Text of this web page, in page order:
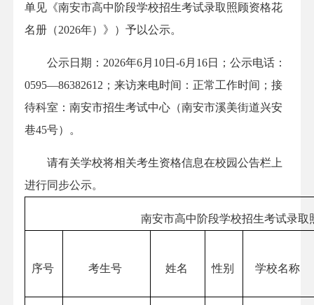
单见《南安市高中阶段学校招生考试录取照顾资格花
名册（2026年）》）予以公示。
公示日期：2026年6月10日-6月16日；公示电话：
0595—86382612；来访来电时间：正常工作时间；接
待科室：南安市招生考试中心（南安市溪美街道兴安
巷45号）。
请有关学校将相关考生资格信息在校园公告栏上
进行同步公示。
南安市高中阶段学校招生考试录
序号 考生号 姓名 性别 学校名称